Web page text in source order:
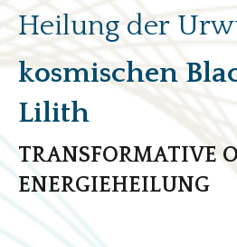
Heilung der
kosmischen
Lilith
TRANSFORMATIVE
ENERGIEHEILUNG